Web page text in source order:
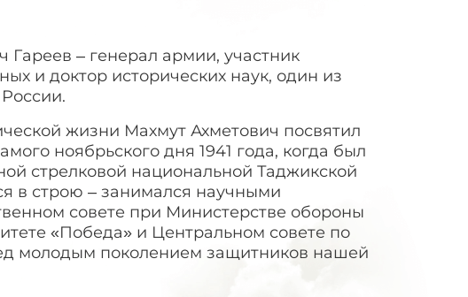
Гареев – генерал армии, участник
и доктор исторических наук, один из
жизни Махмут Ахметович посвятил
ноябрьского дня 1941 года, когда был
стрелковой национальной Таджикской
в строю – занимался научными
совете при Министерстве обороны
«Победа» и Центральном совете по
молодым поколением защитников нашей